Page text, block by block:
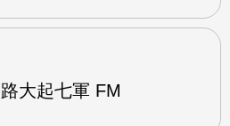
大起七軍 FM